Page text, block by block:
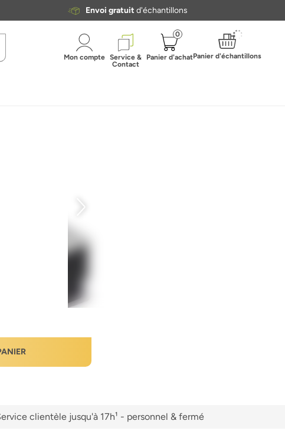
Envoi gratuit d'échantillons
Mon compte Service &
Contact
0
Panier d'achatPanier d'échantillons
clientèle jusqu'à 17h¹ - personnel & fermé